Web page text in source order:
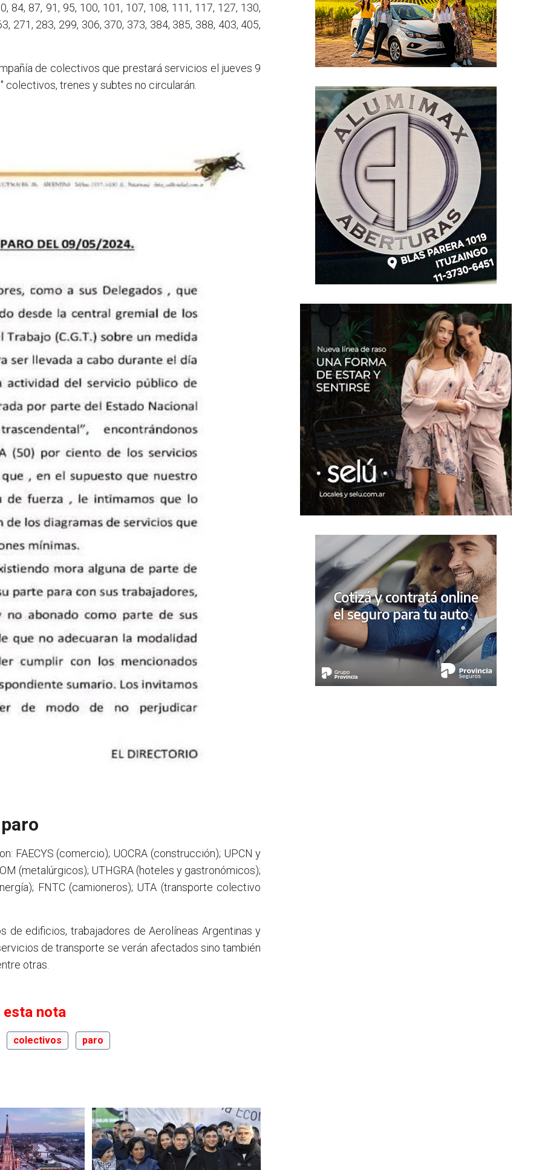
84, 87, 91, 95, 100, 101, 107, 108, 111, 117, 127, 130,
271, 283, 299, 306, 370, 373, 384, 385, 388, 403, 405,
de colectivos que prestará servicios el jueves 9
colectivos, trenes y subtes no circularán.
FAECYS (comercio); UOCRA (construcción); UPCN y
(metalúrgicos); UTHGRA (hoteles y gastronómicos);
FNTC (camioneros); UTA (transporte colectivo
de edificios, trabajadores de Aerolíneas Argentinas y
de transporte se verán afectados sino también
otras.
esta nota
colectivos paro